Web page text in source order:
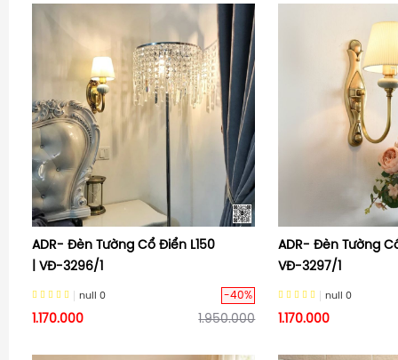
ADR- Đèn Tường Cổ Điển L150
| VĐ-3296/1
null 0 -40%
1.170.000 1.950.000
ADR- Đèn Tường
VĐ-3297/1
null 0
1.170.000